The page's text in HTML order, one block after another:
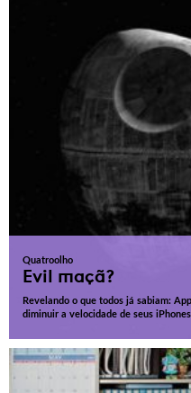
Quatroolho
Evil maçã?
Revelando o que todos já sabiam:
diminuir a velocidade de seus